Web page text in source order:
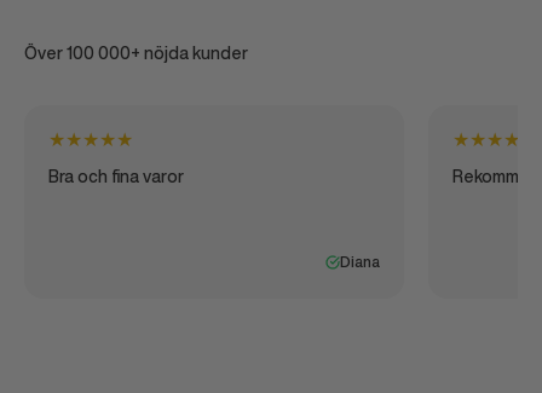
Över 100 000+ nöjda kunder
★★★★★
Bra och fina varor
Diana
★★★★